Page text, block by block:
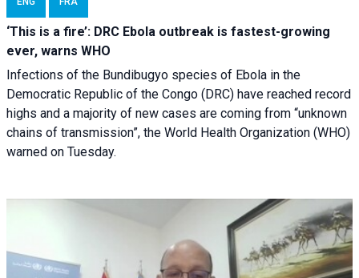
‘This is a fire’: DRC Ebola outbreak is fastest-growing
ever, warns WHO
Infections of the Bundibugyo species of Ebola in the
Democratic Republic of the Congo (DRC) have reached record
highs and a majority of new cases are coming from “unknown
chains of transmission”, the World Health Organization (WHO)
warned on Tuesday.